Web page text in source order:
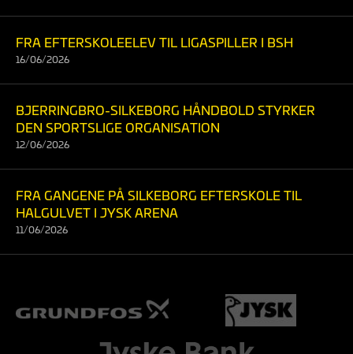
FRA EFTERSKOLEELEV TIL LIGASPILLER I BSH
16/06/2026
BJERRINGBRO-SILKEBORG HÅNDBOLD STYRKER
DEN SPORTSLIGE ORGANISATION
12/06/2026
FRA GANGENE PÅ SILKEBORG EFTERSKOLE TIL
HALGULVET I JYSK ARENA
11/06/2026